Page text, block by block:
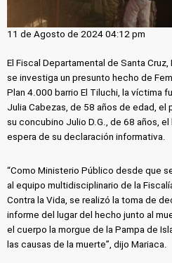
11 de Agosto de 2024 04:12 pm
El Fiscal Departamental de Santa
se investiga un presunto hecho de
Plan 4.000 barrio El Tiluchi, la víctima
Julia Cabezas, de 58 años de edad,
su concubino Julio D.G., de 68 años,
espera de su declaración informativa.
“Como Ministerio Público desde que
al equipo multidisciplinario de la
Contra la Vida, se realizó la toma de
informe del lugar del hecho junto al
el cuerpo la morgue de la Pampa de
las causas de la muerte”, dijo Mariaca.